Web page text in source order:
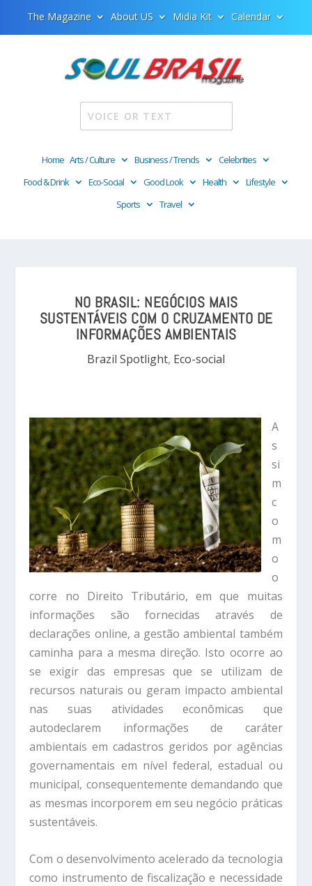
The Magazine About US Midia Kit Calendar
Home Arts / Culture Business / Trends
Celebrities
Food & Drink
Eco-Social Good Look Health
Lifestyle
Sports
Travel
NO BRASIL: NEGÓCIOS MAIS
SUSTENTÁVEIS COM O CRUZAMENTO DE
INFORMAÇÕES AMBIENTAIS
Brazil Spotlight, Eco-social
A
s
si
m
c
o
m
o
o
corre no Direito Tributário, em que muitas
informações são fornecidas através de
declarações online, a gestão ambiental também
caminha para a mesma direção. Isto ocorre ao
se exigir das empresas que se utilizam de
recursos naturais ou geram impacto ambiental
nas suas atividades econômicas que
autodeclarem informações de caráter
ambientais em cadastros geridos por agências
governamentais em nível federal, estadual ou
municipal, consequentemente demandando que
as mesmas incorporem em seu negócio práticas
sustentáveis.
Com o desenvolvimento acelerado da tecnologia
como instrumento de fiscalização e necessidade